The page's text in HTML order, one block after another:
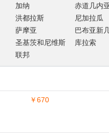
加纳
赤道几内
洪都拉斯
尼加拉瓜
萨摩亚
巴布亚新
圣基茨和尼维斯
联邦
库拉索
￥670